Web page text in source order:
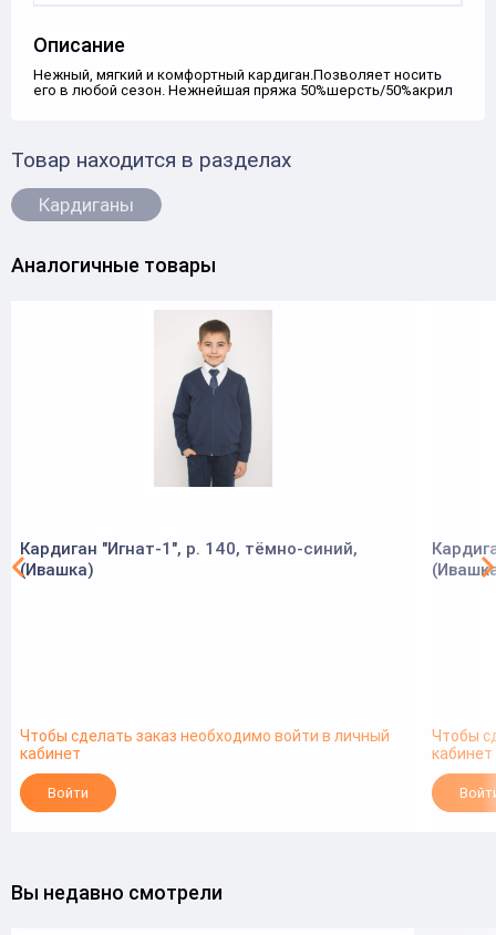
Описание
Нежный, мягкий и комфортный кардиган.Позволяет носить
его в любой сезон. Нежнейшая пряжа 50%шерсть/50%акрил
Товар находится в разделах
Кардиганы
Аналогичные товары
Кардиган "Игнат-1", р. 140, тёмно-синий,
(Ивашка)
Чтобы сделать заказ необходимо войти в личный
кабинет
Войти
Чтобы
кабинет
Вы недавно смотрели